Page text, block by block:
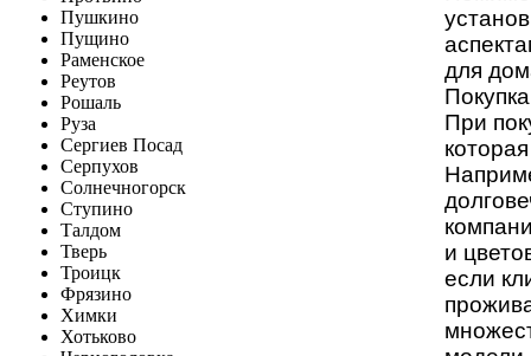
Пушкино
Пущино
Раменское
Реутов
Рошаль
Руза
Сергиев Посад
Серпухов
Солнечногорск
Ступино
Талдом
Тверь
Троицк
Фрязино
Химки
Хотьково
для
При
и
если